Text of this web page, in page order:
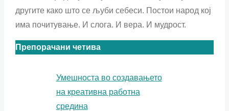
другите како што се љуби себеси. Постои народ кој
има почитување. И слога. И вера. И мудрост.
Препорачани четива
Умешноста во создавањето
на креативна работна
средина